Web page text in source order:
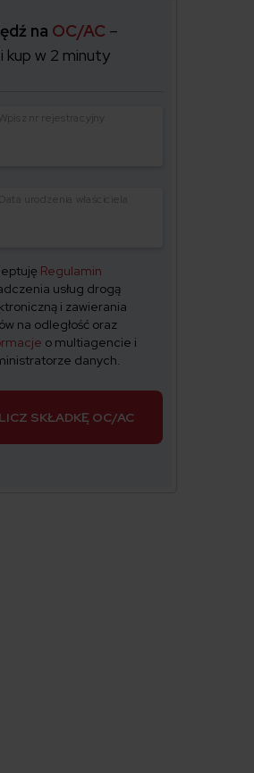
na OC/AC –
kup w 2 minuty
Wpisz nr rejestracyjny
Data urodzenia właściciela
Regulamin
usług drogą
i zawierania
na odległość oraz
o multiagencie i
danych.
SKŁADKĘ OC/AC